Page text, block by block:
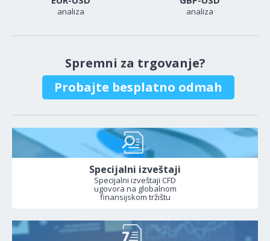
analiza analiza
Spremni za trgovanje?
Probajte besplatno odmah
Specijalni izveštaji
Specijalni izveštaji CFD
ugovora na globalnom
finansijskom tržištu